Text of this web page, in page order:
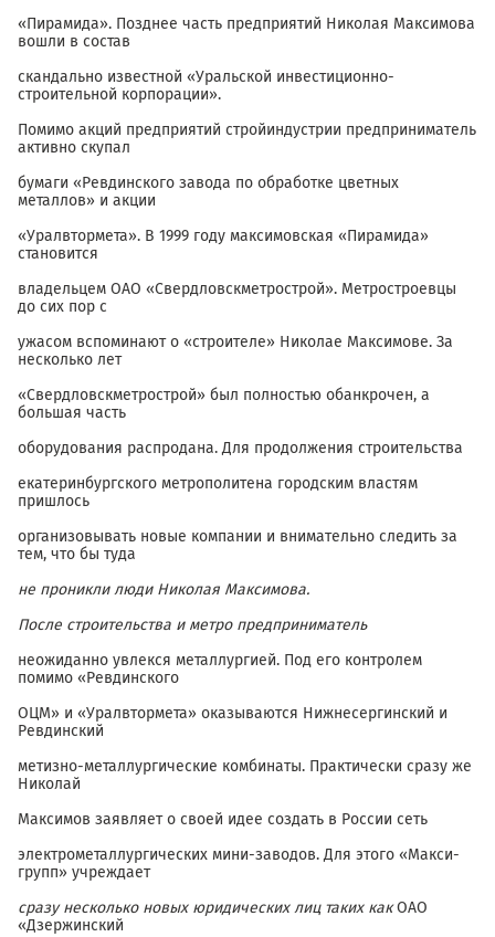
«Пирамида». Позднее часть предприятий Николая Максимова
вошли в состав
скандально известной «Уральской инвестиционно-
строительной корпорации».
Помимо акций предприятий стройиндустрии предприниматель
активно скупал
бумаги «Ревдинского завода по обработке цветных
металлов» и акции
«Уралвтормета». В 1999 году максимовская «Пирамида»
становится
владельцем ОАО «Свердловскметрострой». Метростроевцы
до сих пор с
ужасом вспоминают о «строителе» Николае Максимове. За
несколько лет
«Свердловскметрострой» был полностью обанкрочен, а
большая часть
оборудования распродана. Для продолжения строительства
екатеринбургского метрополитена городским властям
пришлось
организовывать новые компании и внимательно следить за
тем, что бы туда
не проникли люди Николая Максимова.
После строительства и метро предприниматель
неожиданно увлекся металлургией. Под его контролем
помимо «Ревдинского
ОЦМ» и «Уралвтормета» оказываются Нижнесергинский и
Ревдинский
метизно-металлургические комбинаты. Практически сразу же
Николай
Максимов заявляет о своей идее создать в России сеть
электрометаллургических мини-заводов. Для этого «Макси-
групп» учреждает
сразу несколько новых юридических лиц таких какОАО
«Дзержинский